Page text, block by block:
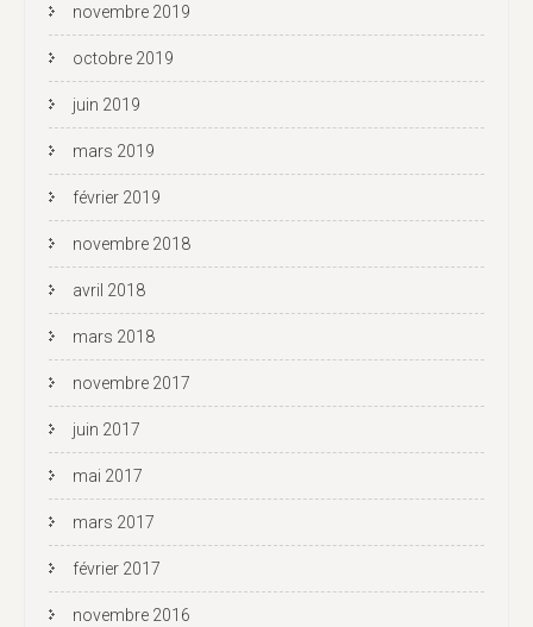
novembre 2019
octobre 2019
juin 2019
mars 2019
février 2019
novembre 2018
avril 2018
mars 2018
novembre 2017
juin 2017
mai 2017
mars 2017
février 2017
novembre 2016